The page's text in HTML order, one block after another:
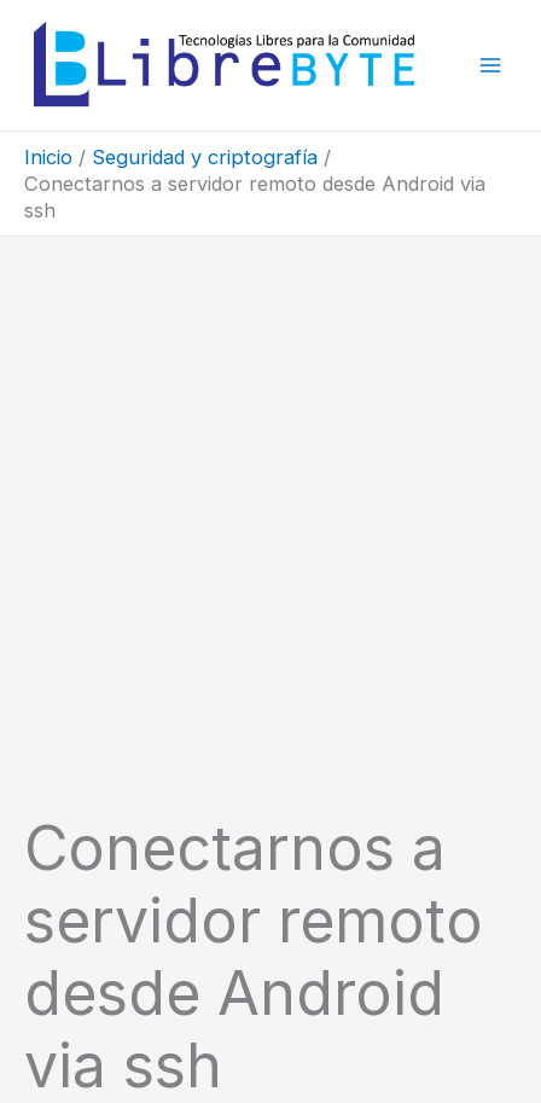
contenido
Inicio
Seguridad y criptografía
Conectarnos a servidor remoto desde Android via
ssh
Conectarnos a
servidor remoto
desde Android
via ssh